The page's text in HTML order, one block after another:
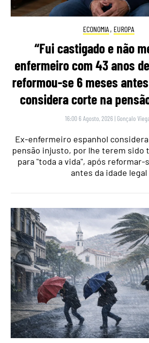
ECONOMIA , EUROPA
“Fui castigado e não
enfermeiro com 43 anos
reformou-se 6 meses
considera corte na
16:00 6 Agosto, 2026 | Gonçalo
Ex-enfermeiro espanhol
pensão injusto, por lhe terem sido
para "toda a vida", após reformar-
antes da idade legal